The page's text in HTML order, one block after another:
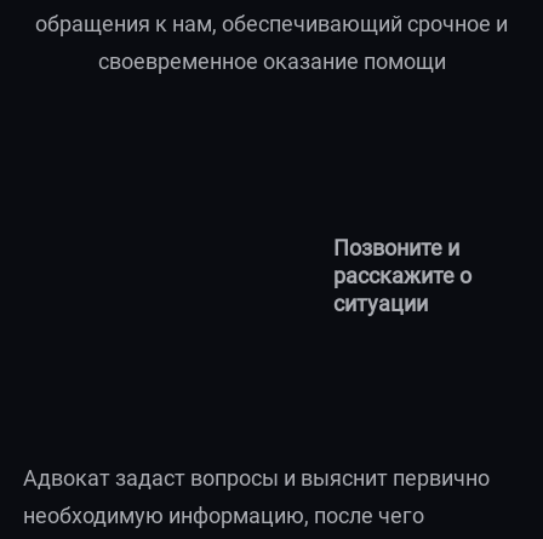
обращения к нам, обеспечивающий срочное и
своевременное оказание помощи
Позвоните и
расскажите о
ситуации
Адвокат задаст вопросы и выяснит первично
необходимую информацию, после чего